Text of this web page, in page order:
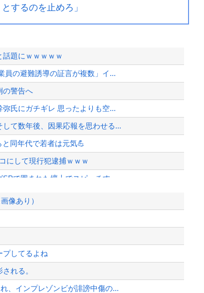
するのを止めろ」
話題にｗｗｗｗｗ
員の避難誘導の証言が複数」イ...
の警告へ
弥氏にガチギレ 思ったよりも空...
て数年後、因果応報を思わせる...
同年代で若者は元気💪
にして現行犯逮捕ｗｗｗ
で囲まれた壇上でスピーチす...
「羨ましい」と感じない理由
→データでもはっきり日本一人...
にコントになってる……」と衝撃...
憶測が飛び交う。1週間ぶり...
波不可避へ
像あり）
プしてるよね
れる。
、インプレゾンビが誹謗中傷の...